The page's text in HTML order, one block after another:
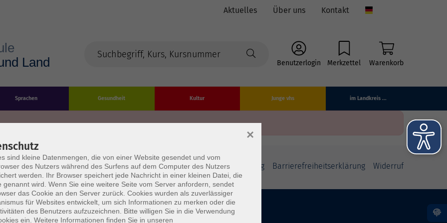
Aktuelles Über uns Kontakt
Benutzerlogin Merkzettel Warenkorb
Sprachen Gesundheit Kultur Junge vhs im Landkreis ...
Impressum Datenschutzerklärung AGB/Widerrufsbelehrung Barrierefreiheitserklärung Widerruf
sind kleine Datenmengen, die von einer Website gesendet und vom
des Nutzers während des Surfens auf dem Computer des Nutzers
werden. Ihr Browser speichert jede Nachricht in einer kleinen Datei, die
genannt wird. Wenn Sie eine weitere Seite vom Server anfordern, sendet
das Cookie an den Server zurück. Cookies wurden als zuverlässiger
für Websites entwickelt, um sich Informationen zu merken oder die
des Benutzers aufzuzeichnen. Bitte willigen Sie in die Verwendung
ein. Weitere Informationen finden Sie in unseren
×